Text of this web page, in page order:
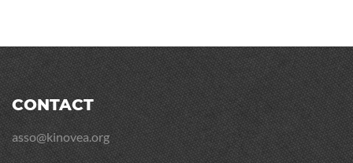
CONTACT
asso@kinovea.org